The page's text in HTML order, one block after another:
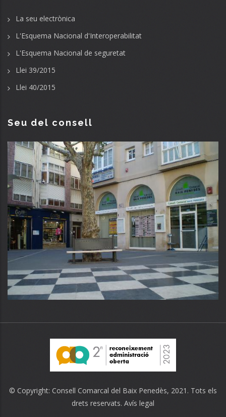
La seu electrònica
L'Esquema Nacional d'Interoperabilitat
L'Esquema Nacional de seguretat
Llei 39/2015
Llei 40/2015
Seu del consell
© Copyright: Consell Comarcal del Baix Penedès, 2021. Tots els
drets reservats. Avís legal